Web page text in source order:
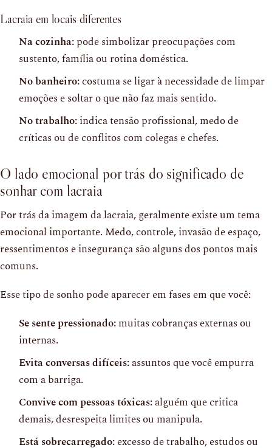
Lacraia em locais diferentes
Na cozinha:pode simbolizar preocupações com
sustento, família ou rotina doméstica.
No banheiro:costuma se ligar à necessidade de limpar
emoções e soltar o que não faz mais sentido.
No trabalho:indica tensão profissional, medo de
críticas ou de conflitos com colegas e chefes.
O lado emocional por trás do significado de
sonhar com lacraia
Por trás da imagem da lacraia, geralmente existe um tema
emocional importante. Medo, controle, invasão de espaço,
ressentimentos e insegurança são alguns dos pontos mais
comuns.
Esse tipo de sonho pode aparecer em fases em que você:
Se sente pressionado:muitas cobranças externas ou
internas.
Evita conversas difíceis:assuntos que você empurra
com a barriga.
Convive com pessoas tóxicas:alguém que critica
demais, desrespeita limites ou manipula.
Está sobrecarregado:excesso de trabalho, estudos ou